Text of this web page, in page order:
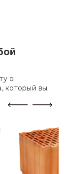
о
который вы